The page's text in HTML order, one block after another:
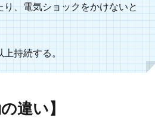
、電気ショックをかけないと
上持続する。
違い】